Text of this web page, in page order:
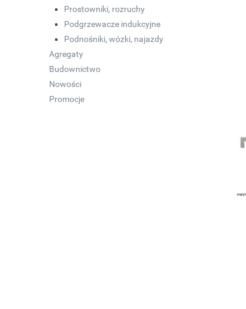
Prostowniki, rozruchy
Podgrzewacze indukcyjne
Podnośniki, wózki, najazdy
Agregaty
Budownictwo
Nowości
Promocje